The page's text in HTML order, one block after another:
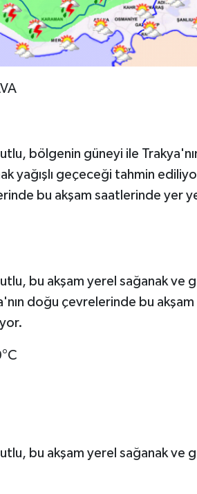
bölgenin güneyi ile
yağışlı geçeceği tahmin
bu akşam saatlerinde yer
bu akşam yerel sağanak ve
doğu çevrelerinde bu
bu akşam yerel sağanak ve